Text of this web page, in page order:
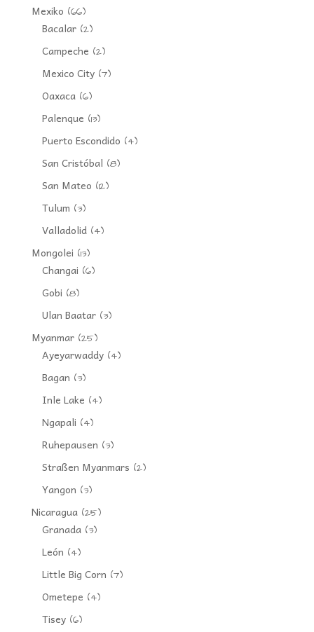
Mexiko (66)
Bacalar(2)
Campeche (2)
Mexico City(7)
Oaxaca(6)
Palenque (13)
Puerto Escondido (4)
San Cristóbal (8)
San Mateo (12)
Tulum (3)
Valladolid(4)
Mongolei (13)
Changai (6)
Gobi (8)
Ulan Baatar(3)
Myanmar(25)
Ayeyarwaddy(4)
Bagan (3)
Inle Lake (4)
Ngapali (4)
Ruhepausen (3)
Straßen Myanmars (2)
Yangon (3)
Nicaragua(25)
Granada(3)
León (4)
Little Big Corn (7)
Ometepe (4)
Tisey(6)